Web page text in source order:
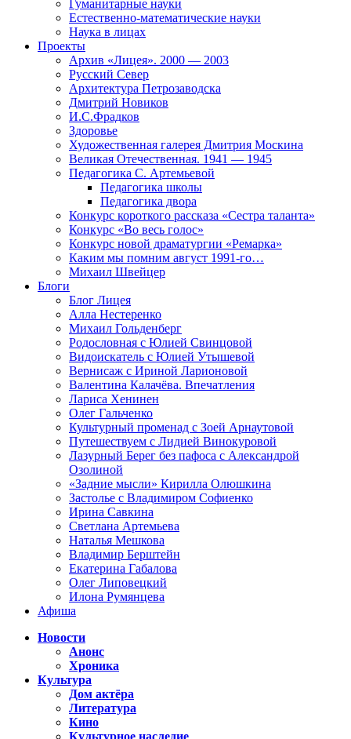
Гуманитарные науки
Естественно-математические науки
Наука в лицах
Проекты
Архив «Лицея». 2000 — 2003
Русский Север
Архитектура Петрозаводска
Дмитрий Новиков
И.С.Фрадков
Здоровье
Художественная галерея Дмитрия Москина
Великая Отечественная. 1941 — 1945
Педагогика С. Артемьевой
Педагогика школы
Педагогика двора
Конкурс короткого рассказа «Сестра таланта»
Конкурс «Во весь голос»
Конкурс новой драматургии «Ремарка»
Каким мы помним август 1991-го…
Михаил Швейцер
Блоги
Блог Лицея
Алла Нестеренко
Михаил Гольденберг
Родословная с Юлией Свинцовой
Видоискатель с Юлией Утышевой
Вернисаж с Ириной Ларионовой
Валентина Калачёва. Впечатления
Лариса Хенинен
Олег Гальченко
Культурный променад с Зоей Арнаутовой
Путешествуем с Лидией Винокуровой
Лазурный Берег без пафоса с Александрой
Озолиной
«Задние мысли» Кирилла Олюшкина
Застолье с Владимиром Софиенко
Ирина Савкина
Светлана Артемьева
Наталья Мешкова
Владимир Берштейн
Екатерина Габалова
Олег Липовецкий
Илона Румянцева
Афиша
Новости
Анонс
Хроника
Культура
Дом актёра
Литература
Кино